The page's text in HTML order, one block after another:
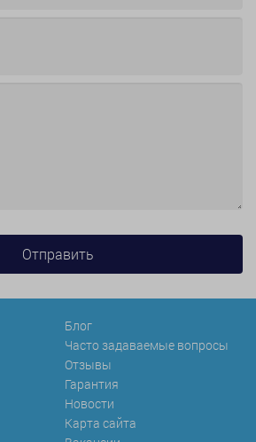
Блог
Часто задаваемые вопросы
Отзывы
Гарантия
Новости
Карта сайта